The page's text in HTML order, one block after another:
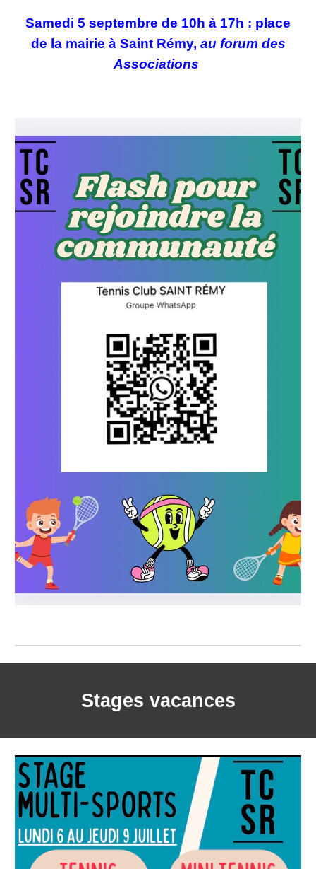
Samedi 5 septembre de 10h à 17h : place
de la mairie à Saint Rémy, au forum des
Associations
Stages vacances